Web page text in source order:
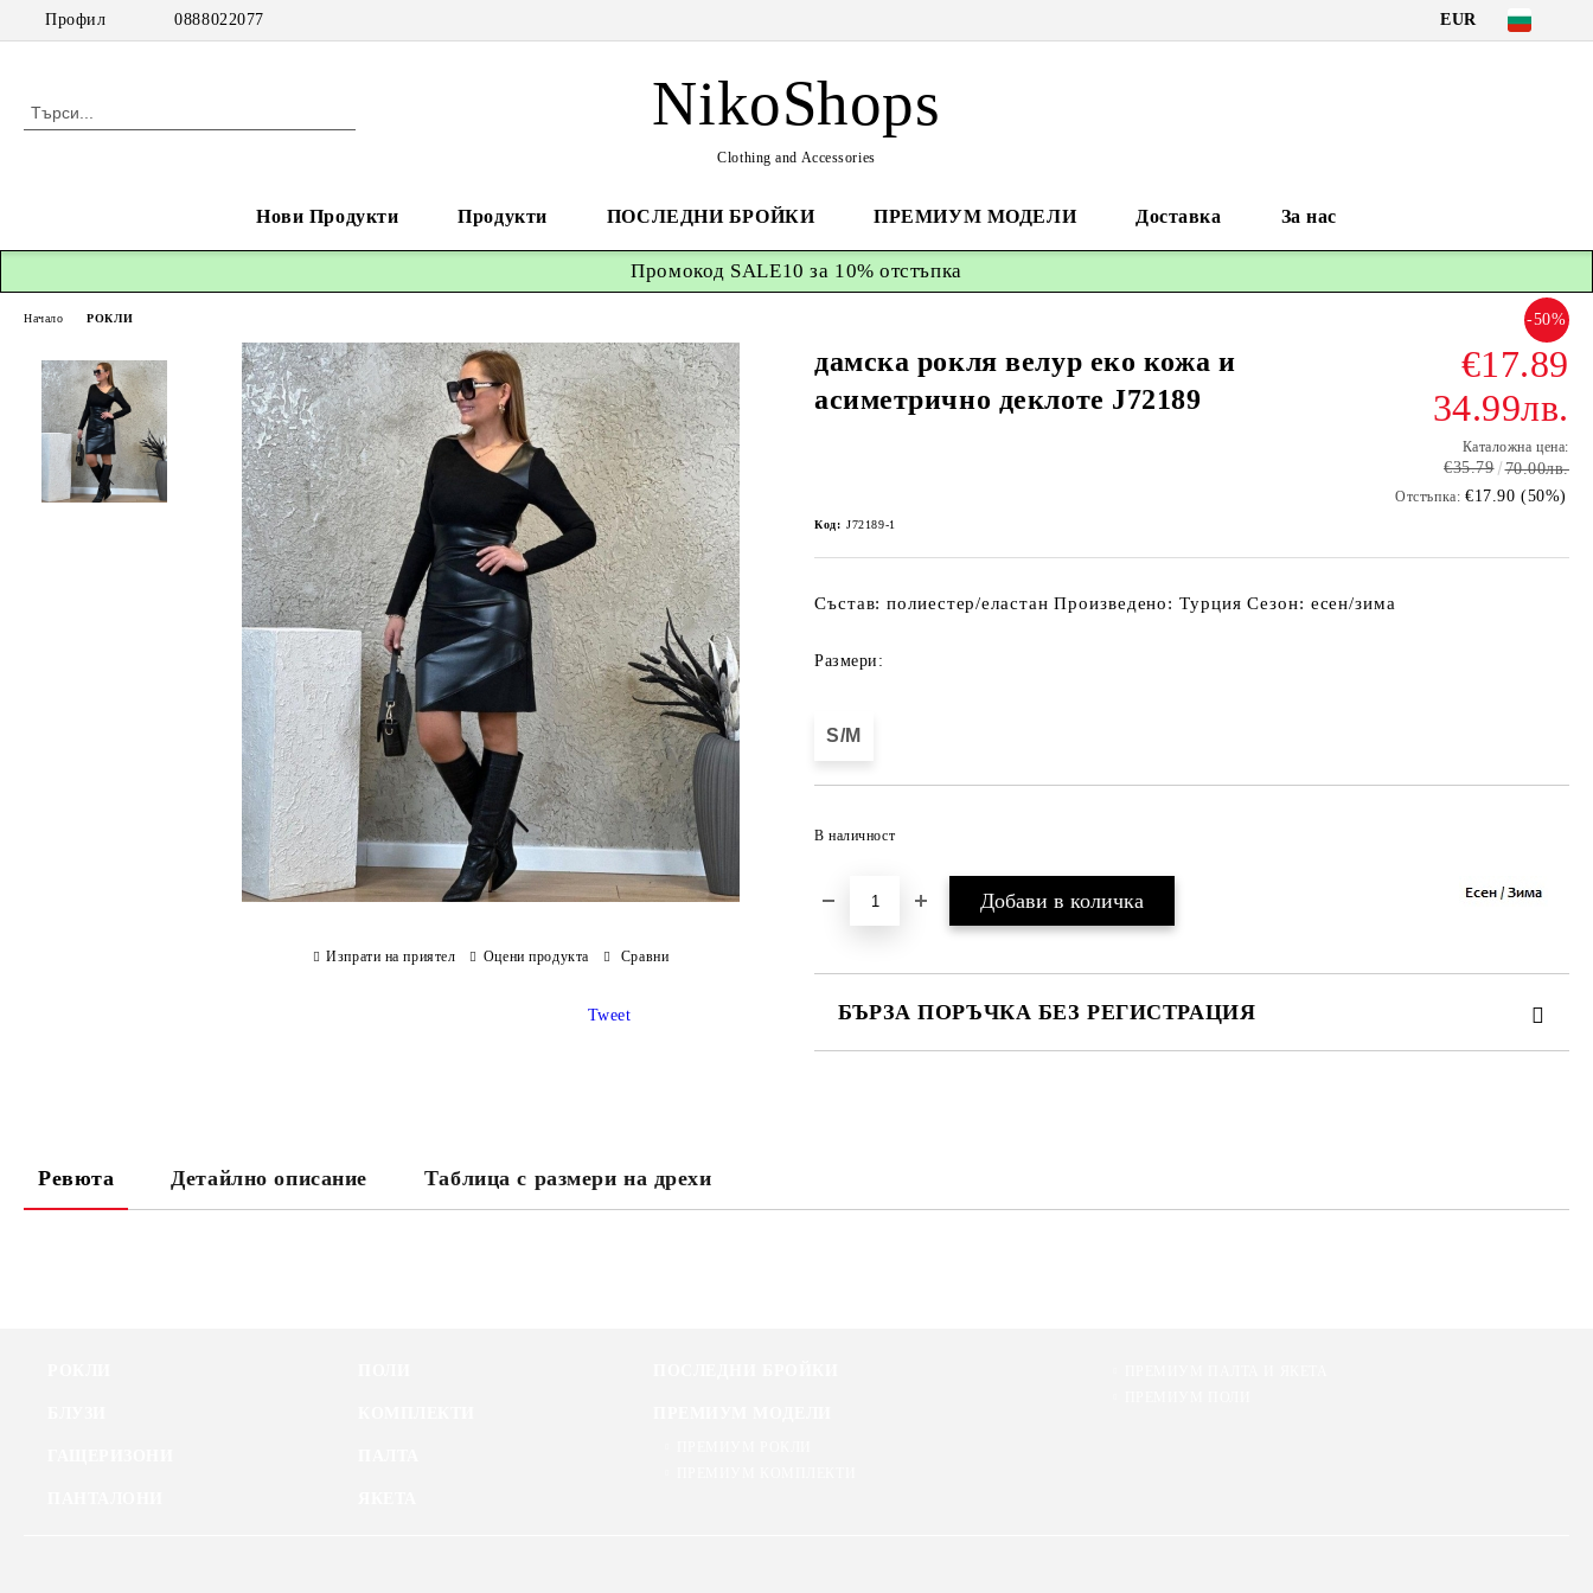
Профил 0888022077 EUR
NikoShops
Clothing and Accessories
Нови Продукти Продукти ПОСЛЕДНИ БРОЙКИ ПРЕМИУМ МОДЕЛИ Доставка За нас
Промокод SALE10 за 10% отстъпка
Начало РОКЛИ
дамска рокля велур еко кожа и
асиметрично деклоте J72189
-50%
€17.89
34.99лв.
Каталожна цена:
€35.79 70.00лв.
Отстъпка: €17.90 (50%)
Код: J72189-1
Състав: полиестер/еластан Произведено: Турция Сезон: есен/зима
Размери:
S/M
В наличност
БЪРЗА ПОРЪЧКА БЕЗ РЕГИСТРАЦИЯ
Изпрати на приятел Оцени продукта Сравни
Tweet
Ревюта Детайлно описание Таблица с размери на дрехи